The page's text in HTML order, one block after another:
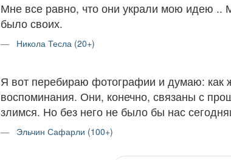
Мне все равно, что они украли мою идею ..
было своих.
Никола Тесла (20+)
Я вот перебираю фотографии и думаю: как
воспоминания. Они, конечно, связаны с
злимся. Но без него не было бы нас
Эльчин Сафарли (100+)